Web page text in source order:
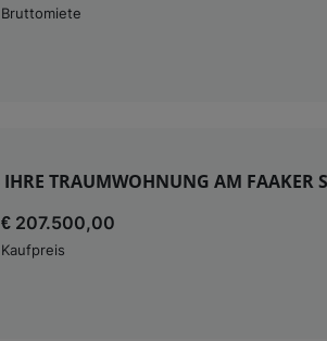
Bruttomiete
IHRE TRAUMWOHNUNG AM FAAKER
€ 207.500,00
Kaufpreis